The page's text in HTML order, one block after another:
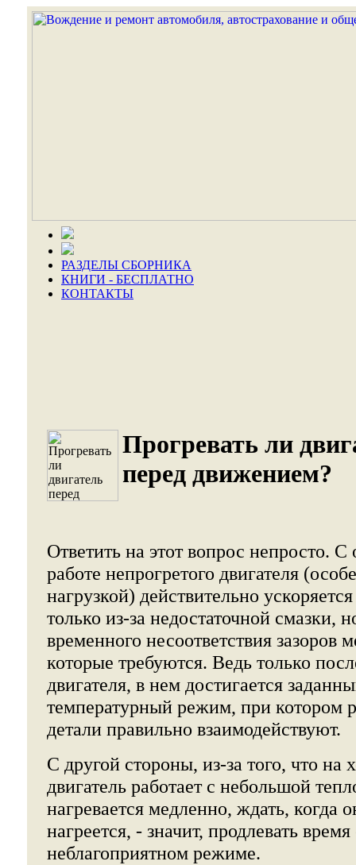
РАЗДЕЛЫ СБОРНИКА
КНИГИ - БЕСПЛАТНО
КОНТАКТЫ
Прогревать ли
перед движением?
Ответить на этот вопрос непросто.
работе непрогретого двигателя
нагрузкой) действительно
только из-за недостаточной смазки,
временного несоответствия зазоров
которые требуются. Ведь только
двигателя, в нем достигается
температурный режим, при котором
детали правильно взаимодействуют.
С другой стороны, из-за того, что на
двигатель работает с небольшой
нагревается медленно, ждать, когда
нагреется, - значит, продлевать
неблагоприятном режиме.